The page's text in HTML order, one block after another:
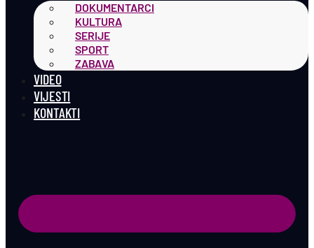
DOKUMENTARCI
KULTURA
SERIJE
SPORT
ZABAVA
VIDEO
VIJESTI
KONTAKTI